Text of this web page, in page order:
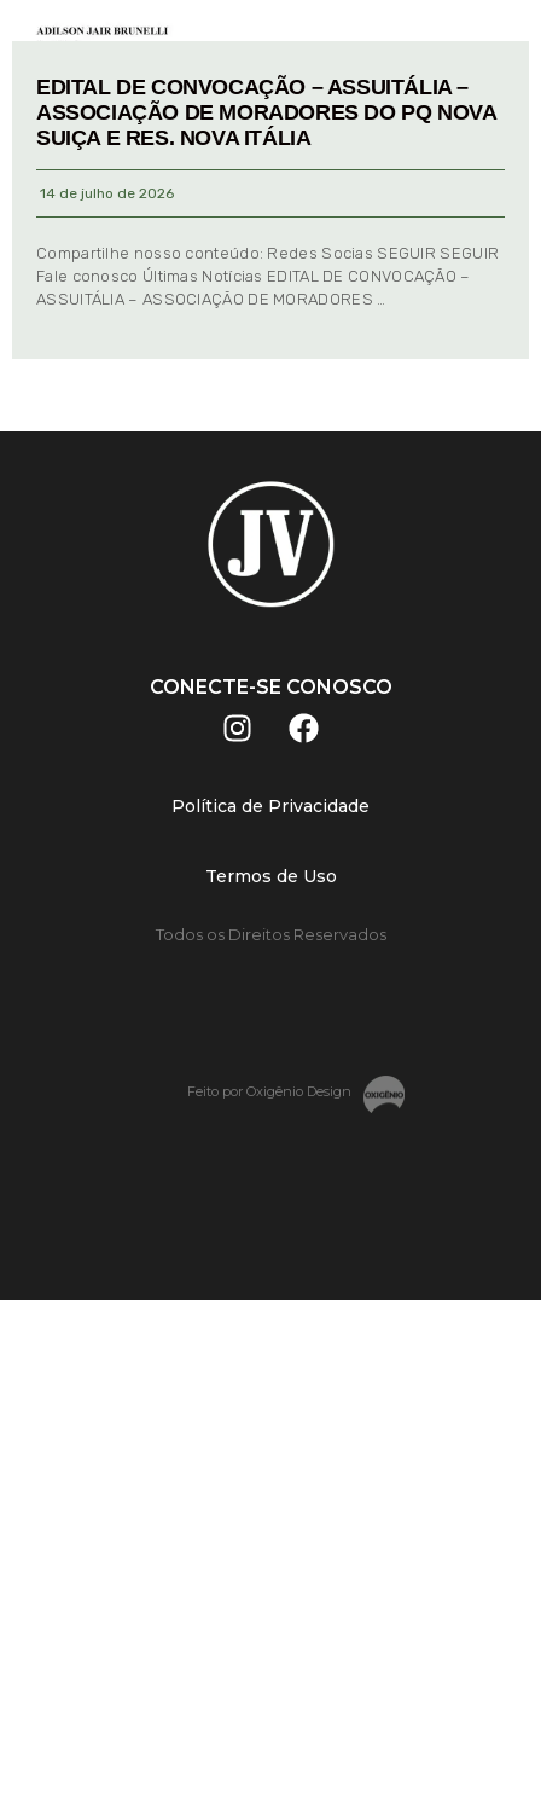
EDITAL DE CONVOCAÇÃO – ASSUITÁLIA –
ASSOCIAÇÃO DE MORADORES DO PQ NOVA
SUIÇA E RES. NOVA ITÁLIA
14 de julho de 2026
Compartilhe nosso conteúdo: Redes Socias SEGUIR SEGUIR
Fale conosco Últimas Notícias EDITAL DE CONVOCAÇÃO –
ASSUITÁLIA – ASSOCIAÇÃO DE MORADORES …
CONECTE-SE CONOSCO
Política de Privacidade
Termos de Uso
Todos os Direitos Reservados
Feito por Oxigênio Design